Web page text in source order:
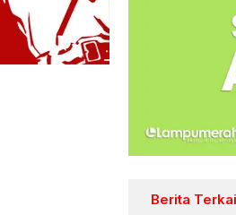
Berita